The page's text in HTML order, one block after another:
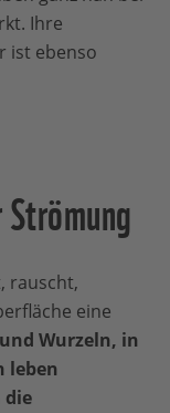
Ihre
ist ebenso
rauscht,
eine
Wurzeln, in
leben
die